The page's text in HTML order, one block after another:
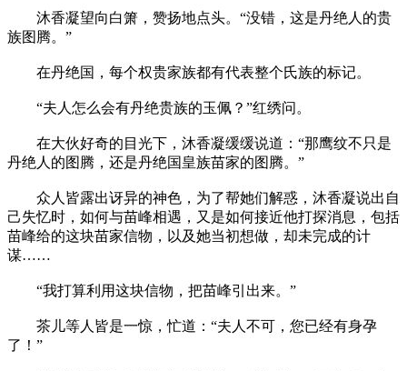
沐香凝望向白箫，赞扬地点头。“没错，这是丹绝人的贵
族图腾。”
在丹绝国，每个权贵家族都有代表整个氏族的标记。
“夫人怎么会有丹绝贵族的玉佩？”红绣问。
在大伙好奇的目光下，沐香凝缓缓说道：“那鹰纹不只是
丹绝人的图腾，还是丹绝国皇族苗家的图腾。”
众人皆露出讶异的神色，为了帮她们解惑，沐香凝说出自
己失忆时，如何与苗峰相遇，又是如何接近他打探消息，包括
苗峰给的这块苗家信物，以及她当初想做，却未完成的计
谋……
“我打算利用这块信物，把苗峰引出来。”
茶儿等人皆是一惊，忙道：“夫人不可，您已经有身孕
了！”